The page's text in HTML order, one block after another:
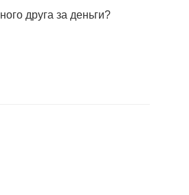
друга за деньги?